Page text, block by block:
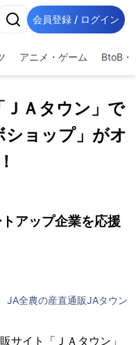
会員登録 / ログイン
アニメ・ゲーム BtoB・
ＪＡタウン」で
ョップ」がオ
アップ企業を応援
JA全農の産直通販JAタウン
サイト「ＪＡタウン」